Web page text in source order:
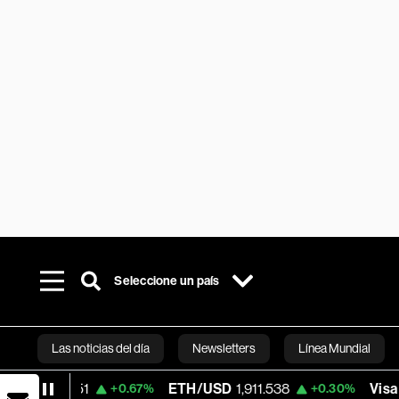
Seleccione un país
Las noticias del día Newsletters Línea Mundial
Bloomberg
+0.67% ETH/USD 1,911.538 +0.30% Visa 363.945